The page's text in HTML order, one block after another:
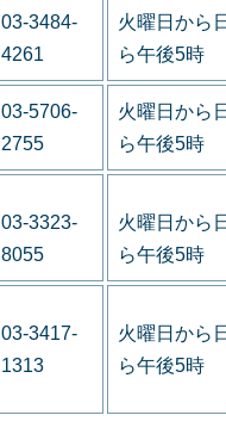
03-3484-
4261
火曜日から
ら午後5時
03-5706-
2755
火曜日から
ら午後5時
03-3323-
8055
火曜日から
ら午後5時
03-3417-
1313
火曜日から
ら午後5時